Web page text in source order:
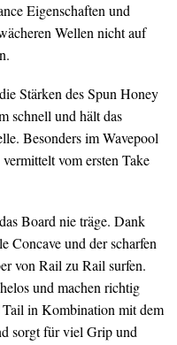
Eigenschaften und
Wellen nicht auf
Stärken des Spun Honey
schnell und hält das
Besonders im Wavepool
vom ersten Take
Board nie träge. Dank
Concave und der scharfen
von Rail zu Rail surfen.
und machen richtig
in Kombination mit dem
sorgt für viel Grip und